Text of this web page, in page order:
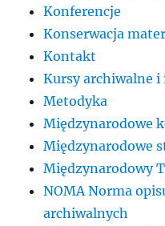
Konferencje
Konserwacja
Kontakt
Kursy archiwalne i
Metodyka
Międzynarodowe
Międzynarodowe
Międzynarodowy
NOMA Norma
archiwalnych